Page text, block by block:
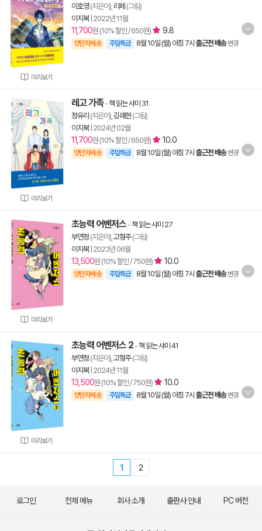
미리보기
이호영(지은이), 리페 (그림)
이지북| 2022년 11월
11,700원 (10% 할인 / 650원) 9.8
양탄자배송 주말특급 8월 10일 (월) 아침 7시 출근전 배송 변경
미리보기
레고 가족- 책 읽는 샤미 31
정유리 (지은이), 김래현 (그림)
이지북| 2024년 02월
11,700원 (10% 할인 / 650원) 10.0
양탄자배송 주말특급 8월 10일 (월) 아침 7시 출근전 배송 변경
미리보기
초능력 어벤저스 - 책 읽는 샤미 27
부연정 (지은이), 고형주(그림)
이지북| 2023년 06월
13,500원 (10% 할인 / 750원) 10.0
양탄자배송 주말특급 8월 10일 (월) 아침 7시 출근전 배송 변경
미리보기
초능력 어벤저스 2 - 책 읽는 샤미 41
부연정 (지은이), 고형주(그림)
이지북| 2024년 11월
13,500원 (10% 할인 / 750원) 10.0
양탄자배송 주말특급 8월 10일 (월) 아침 7시 출근전 배송 변경
1 2
로그인 전체 메뉴 회사 소개 출판사 안내 PC 버전